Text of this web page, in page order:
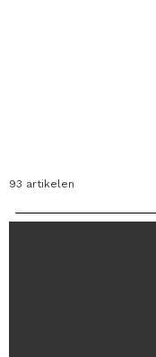
93 artikelen